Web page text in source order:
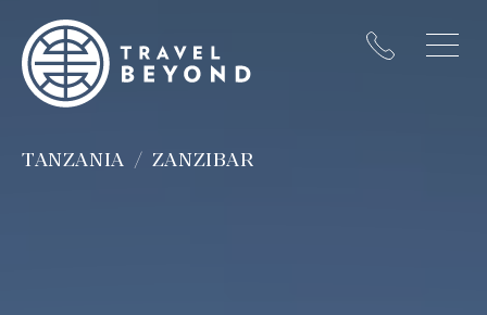
TANZANIA ZANZIBAR